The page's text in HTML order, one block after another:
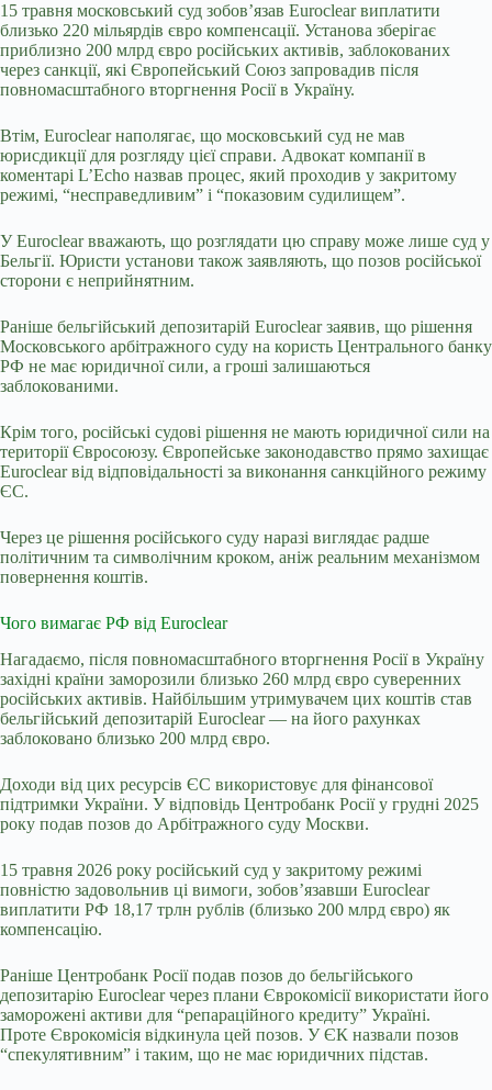
15 травня московський суд зобов’язав Euroclear виплатити
близько 220 мільярдів євро компенсації. Установа зберігає
приблизно 200 млрд євро російських активів, заблокованих
через санкції, які Європейський Союз запровадив після
повномасштабного вторгнення Росії в Україну.
Втім, Euroclear наполягає, що московський суд не мав
юрисдикції для розгляду цієї справи. Адвокат компанії в
коментарі L’Echo назвав процес, який проходив у закритому
режимі, “несправедливим” і “показовим судилищем”.
У Euroclear вважають, що розглядати цю справу може лише суд у
Бельгії. Юристи установи також заявляють, що позов російської
сторони є неприйнятним.
Раніше бельгійський депозитарій Euroclear заявив, що рішення
Московського арбітражного суду на користь Центрального банку
РФ не має юридичної сили, а гроші залишаються
заблокованими.
Крім того, російські судові рішення не мають юридичної сили на
території Євросоюзу. Європейське законодавство прямо захищає
Euroclear від відповідальності за виконання санкційного режиму
ЄС.
Через це рішення російського суду наразі виглядає радше
політичним та символічним кроком, аніж реальним механізмом
повернення коштів.
Чого вимагає РФ від Euroclear
Нагадаємо, після повномасштабного вторгнення Росії в Україну
західні країни заморозили близько 260 млрд євро суверенних
російських активів. Найбільшим утримувачем цих коштів став
бельгійський депозитарій Euroclear — на його рахунках
заблоковано близько 200 млрд євро.
Доходи від цих ресурсів ЄС використовує для фінансової
підтримки України. У відповідь Центробанк Росії у грудні 2025
року подав позов до Арбітражного суду Москви.
15 травня 2026 року російський суд у закритому режимі
повністю задовольнив ці вимоги, зобов’язавши Euroclear
виплатити РФ 18,17 трлн рублів (близько 200 млрд євро) як
компенсацію.
Раніше Центробанк Росії подав позов до бельгійського
депозитарію Euroclear через плани Єврокомісії використати його
заморожені активи для “репараційного кредиту” Україні.
Проте Єврокомісія відкинула цей позов. У ЄК назвали позов
“спекулятивним” і таким, що не має юридичних підстав.